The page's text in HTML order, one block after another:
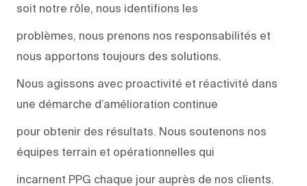
soit notre rôle, nous identifions les
problèmes, nous prenons nos responsabilités et
nous apportons toujours des solutions.
Nous agissons avec proactivité et réactivité dans
une démarche d’amélioration continue
pour obtenir des résultats. Nous soutenons nos
équipes terrain et opérationnelles qui
incarnent PPG chaque jour auprès de nos clients.